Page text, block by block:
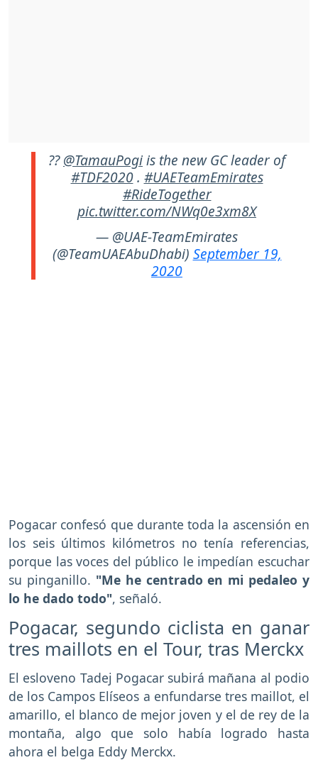
??@TamauPogiis the new GC leader of
#TDF2020. #UAETeamEmirates
#RideTogether
pic.twitter.com/NWq0e3xm8X
— @UAE-TeamEmirates
(@TeamUAEAbuDhabi) September 19,
2020
Pogacar confesó que durante toda la ascensión en
los seis últimos kilómetros no tenía referencias,
porque las voces del público le impedían escuchar
su pinganillo. "Me he centrado en mi pedaleo y
lo he dado todo", señaló.
Pogacar, segundo ciclista en ganar
tres maillots en el Tour, tras Merckx
El esloveno Tadej Pogacar subirá mañana al podio
de los Campos Elíseos a enfundarse tres maillot, el
amarillo, el blanco de mejor joven y el de rey de la
montaña, algo que solo había logrado hasta
ahora el belga Eddy Merckx.